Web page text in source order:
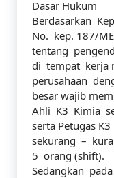
Dasar Hukum
Berdasarkan
No. kep. 187/
tentang
di tempat kerja
perusahaan
besar wajib
Ahli K3 Kimia
serta Petugas
sekurang –
5 orang (shift).
Sedangkan